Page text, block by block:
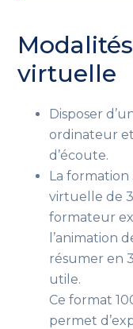
virtuelle
Disposer
ordinateur
d’écoute.
La formation
virtuelle de
formateur
l’animation
résumer en
utile.
Ce format
permet